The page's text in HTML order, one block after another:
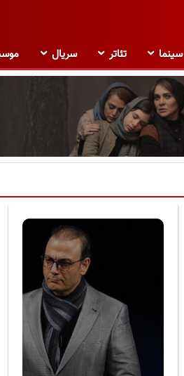
سینما تئاتر سریال